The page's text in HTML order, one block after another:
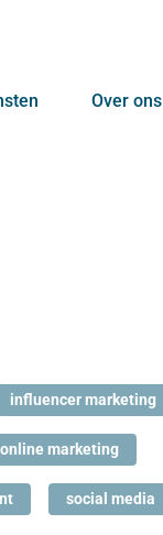
Over ons
influencer marketing
online marketing
social media